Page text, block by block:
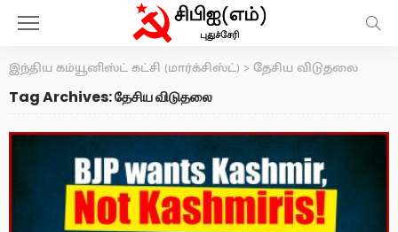
இந்திய கம்யூனிஸ்ட் கட்சி (மார்க்சிஸ்ட்) >தேசிய விடுதலை
Tag Archives: தேசிய விடுதலை